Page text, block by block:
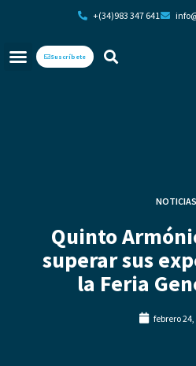
+(34)983 347 641
Suscríbete
NOTICIAS
Quinto
superar sus
la Feria
febrero 24,